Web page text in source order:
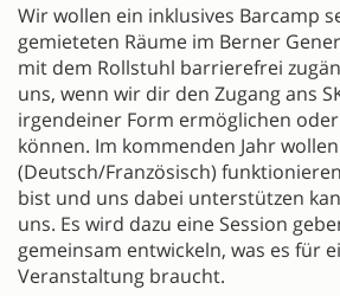
Wir wollen ein inklusives Barcamp
gemieteten Räume im Berner
mit dem Rollstuhl barrierefrei
uns, wenn wir dir den Zugang ans
irgendeiner Form ermöglichen
können. Im kommenden Jahr
(Deutsch/Französisch)
bist und uns dabei unterstützen
uns. Es wird dazu eine Session
gemeinsam entwickeln, was es für
Veranstaltung braucht.